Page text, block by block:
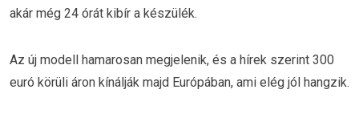
akár még 24 órát kibír a készülék.
Az új modell hamarosan megjelenik, és a hírek szerint 300
euró körüli áron kínálják majd Európában, ami elég jól hangzik.